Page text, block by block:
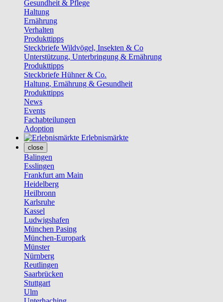
Gesundheit & Pflege
Haltung
Ernährung
Verhalten
Produkttipps
Steckbriefe Wildvögel, Insekten & Co
Unterstützung, Unterbringung & Ernährung
Produkttipps
Steckbriefe Hühner & Co.
Haltung, Ernährung & Gesundheit
Produkttipps
News
Events
Fachabteilungen
Adoption
Erlebnismärkte
close
Balingen
Esslingen
Frankfurt am Main
Heidelberg
Heilbronn
Karlsruhe
Kassel
Ludwigshafen
München Pasing
München-Europark
Münster
Nürnberg
Reutlingen
Saarbrücken
Stuttgart
Ulm